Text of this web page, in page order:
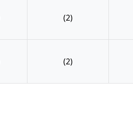
(2)
(2)